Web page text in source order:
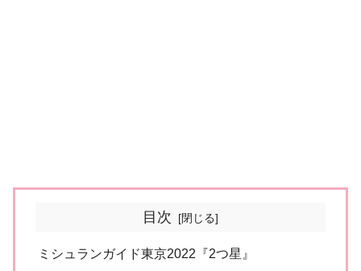
目次
ミシュランガイド東京2022『2つ星』